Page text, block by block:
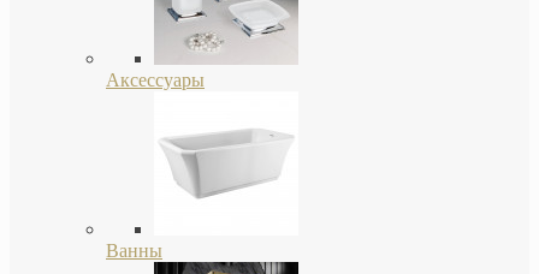
Аксессуары
Ванны